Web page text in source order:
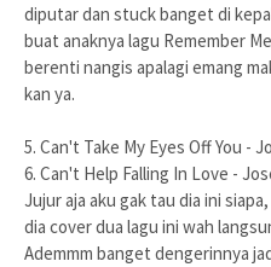
diputar dan stuck banget di
buat anaknya lagu Remember
berenti nangis apalagi emang
kan ya.
5. Can't Take My Eyes Off You -
6. Can't Help Falling In Love -
Jujur aja aku gak tau dia ini
dia cover dua lagu ini wah
Ademmm banget dengerinnya